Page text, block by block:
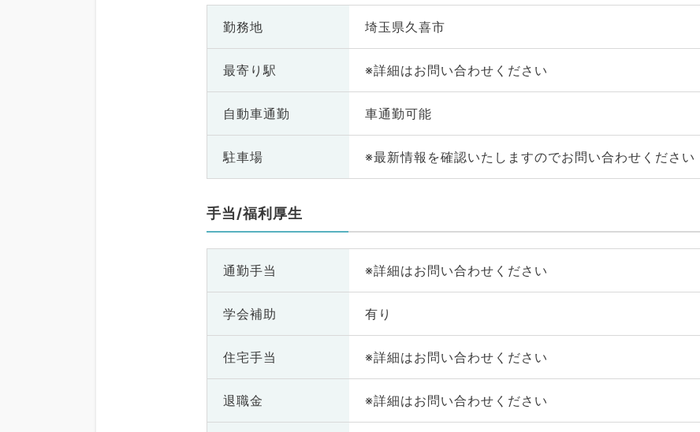
勤務地 埼玉県久喜市
最寄り駅 ※詳細はお問い合わせください
自動車通勤 車通勤可能
駐車場 ※最新情報を確認いたしますのでお問い合わせください
手当/福利厚生
通勤手当 ※詳細はお問い合わせください
学会補助 有り
住宅手当 ※詳細はお問い合わせください
退職金 ※詳細はお問い合わせください